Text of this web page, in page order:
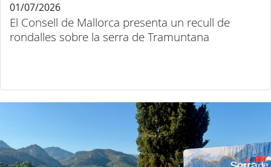
El Consell de Mallorca presenta un recull de
rondalles sobre la serra de Tramuntana
01/07/2026